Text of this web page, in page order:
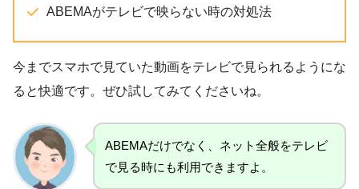
ABEMAがテレビで映らない時の対処法
今までスマホで見ていた動画をテレビで見られるようにな
ると快適です。ぜひ試してみてくださいね。
ABEMAだけでなく、ネット全般をテレビ
で見る時にも利用できますよ。